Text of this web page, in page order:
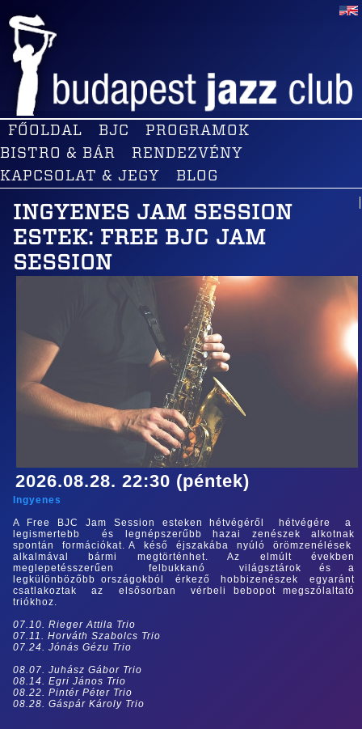
FŐOLDAL BJC
PROGRAMOK
BISTRO & BÁR
RENDEZVÉNY
KAPCSOLAT & JEGY
BLOG
INGYENES JAM SESSION
ESTEK: FREE BJC JAM
SESSION
2026.08.28. 22:30 (péntek)
Ingyenes
A Free BJC Jam Session esteken hétvégéről hétvégére a
legismertebb és legnépszerűbb hazai zenészek alkotnak
spontán formációkat. A késő éjszakába nyúló örömzenélések
alkalmával bármi megtörténhet. Az elmúlt években
meglepetésszerűen felbukkanó világsztárok és a
legkülönbözőbb országokból érkező hobbizenészek egyaránt
csatlakoztak az elsősorban vérbeli bebopot megszólaltató
triókhoz.
07.10. Rieger Attila Trio
07.11. Horváth Szabolcs Trio
07.24. Jónás Gézu Trio
08.07. Juhász Gábor Trio
08.14. Egri János Trio
08.22. Pintér Péter Trio
08.28. Gáspár Károly Trio